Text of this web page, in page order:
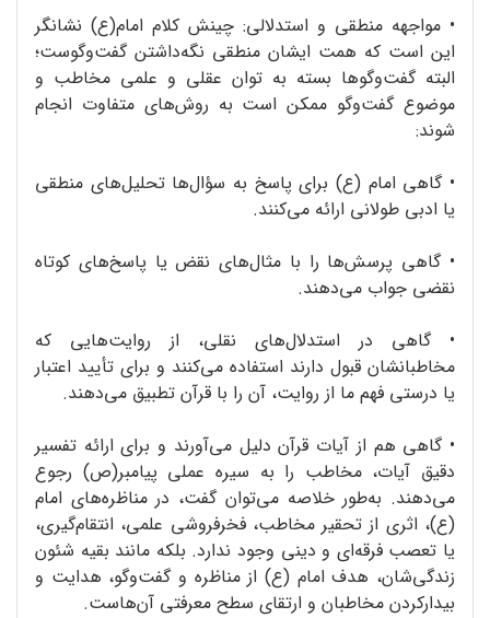
• مواجهه‌ منطقی و استدلالی: چینش کلام امام(ع) نشانگر
این است که همت ایشان منطقی نگه‌داشتن گفت‌وگوست؛
البته گفت‌وگوها بسته به توان عقلی و علمی مخاطب و
موضوع گفت‌وگو ممکن است به روش‌های متفاوت انجام
شوند:
• گاهی امام (ع) برای پاسخ به سؤال‌ها تحلیل‌های منطقی
یا ادبی طولانی ارائه می‌کنند.
• گاهی پرسش‌ها را با مثال‌های نقض یا پاسخ‌های کوتاه
نقضی جواب می‌دهند.
• گاهی در استدلال‌های نقلی، از روایت‌هایی که
مخاطبانشان قبول دارند استفاده می‌کنند و برای تأیید اعتبار
یا درستی فهم ما از روایت، آن را با قرآن تطبیق می‌دهند.
• گاهی هم از آیات قرآن دلیل می‌آورند و برای ارائه‌ تفسیر
دقیق آیات، مخاطب را به سیره‌ عملی پیامبر(ص) رجوع
می‌دهند. به‌طور خلاصه می‌توان گفت، در مناظره‌های امام
(ع)، اثری از تحقیر مخاطب، فخرفروشی علمی، انتقام‌گیری،
یا تعصب فرقه‌ای و دینی وجود ندارد. بلکه مانند بقیه‌ شئون
زندگی‌شان، هدف امام (ع) از مناظره و گفت‌وگو، هدایت و
بیدارکردن مخاطبان و ارتقای سطح معرفتی آن‌هاست.